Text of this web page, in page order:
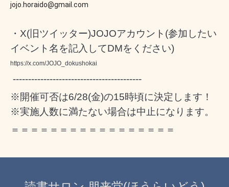
jojo.horaido@gmail.com
・X(旧ツイッター)JOJOアカウント(参加したい
イベント名を記入してDMをください)
https://x.com/JOJO_dokushokai
------------------------------------------
※開催可否は6/28(金)の15時頃に決定します！
※実施人数に満たない場合は中止になります。
＝ ＝ ＝ ＝ ＝ ＝ ＝ ＝ ＝ ＝ ＝ ＝ ＝ ＝ ＝ ＝ ＝